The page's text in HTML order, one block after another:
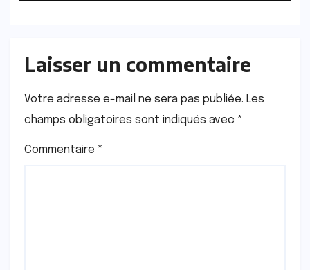
Laisser un commentaire
Votre adresse e-mail ne sera pas publiée. Les
champs obligatoires sont indiqués avec *
Commentaire *